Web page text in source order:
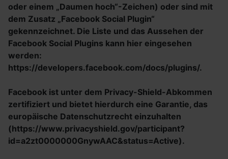
oder einem „Daumen hoch“-Zeichen) oder sind mit
dem Zusatz „Facebook Social Plugin“
gekennzeichnet. Die Liste und das Aussehen der
Facebook Social Plugins kann hier eingesehen
werden:
https://developers.facebook.com/docs/plugins/.
Facebook ist unter dem Privacy-Shield-Abkommen
zertifiziert und bietet hierdurch eine Garantie, das
europäische Datenschutzrecht einzuhalten
(https://www.privacyshield.gov/participant?
id=a2zt0000000GnywAAC&status=Active).